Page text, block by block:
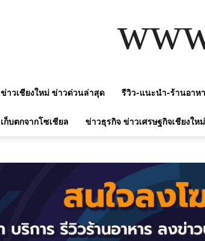
ข่าวเชียงใหม่ ข่าวด่วนล่าสุด รีวิว-แนะนำ-ร้านอาห
เก็บตกจากโซเชียล ข่าวธุรกิจ ข่าวเศรษฐกิจเชียงใหม่